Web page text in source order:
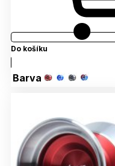
Do košíku
Barva